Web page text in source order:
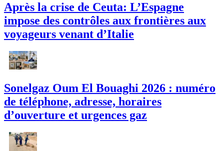
Après la crise de Ceuta: L’Espagne
impose des contrôles aux frontières aux
voyageurs venant d’Italie
Sonelgaz Oum El Bouaghi 2026 : numéro
de téléphone, adresse, horaires
d’ouverture et urgences gaz